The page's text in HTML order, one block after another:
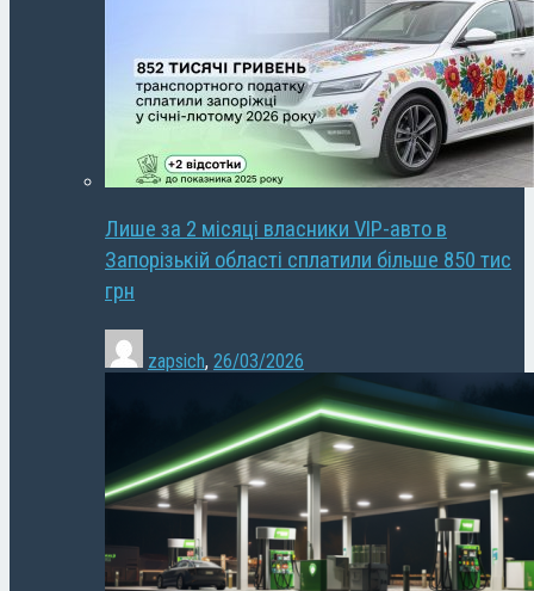
Лише за 2 місяці власники VIP-авто в
Запорізькій області сплатили більше 850 тис
грн
zapsich, 26/03/2026